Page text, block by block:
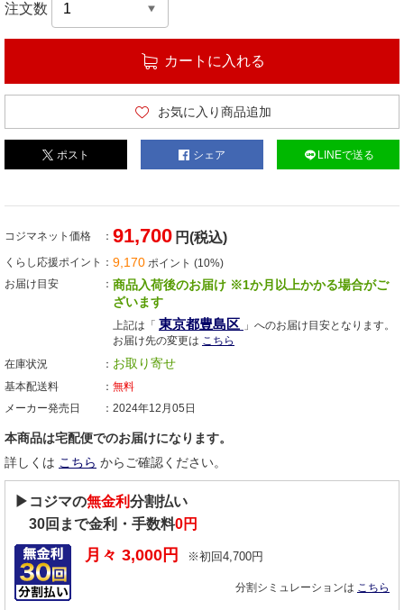
注文数
カートに入れる
お気に入り商品追加
ポスト シェア LINEで送る
コジマネット価格 91,700 円(税込)
くらし応援ポイント 9,170 ポイント (10%)
お届け目安
商品入荷後のお届け ※1か月以上かかる場合がご
ざいます
上記は「 東京都豊島区 」へのお届け目安となります。
お届け先の変更は こちら
在庫状況
お取り寄せ
基本配送料
無料
メーカー発売日
2024年12月05日
本商品は宅配便でのお届けになります。
詳しくは こちら からご確認ください。
▶コジマの無金利分割払い
30回まで金利・手数料0円
月々 3,000 円 ※初回4,700円
分割シミュレーションは こちら